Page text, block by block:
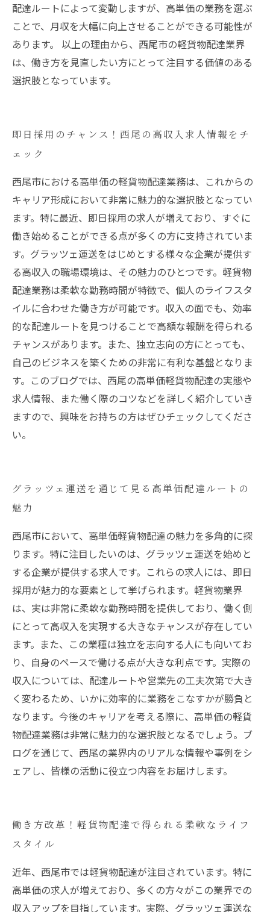
配達ルートによって変動しますが、高単価の業務を選ぶ
ことで、月収を大幅に向上させることができる可能性が
あります。 以上の理由から、西尾市の軽貨物配達業界
は、働き方を見直したい方にとって注目する価値のある
選択肢となっています。
即日採用のチャンス！西尾の高収入求人情報をチ
ェック
西尾市における高単価の軽貨物配達業務は、これからの
キャリア形成において非常に魅力的な選択肢となってい
ます。特に最近、即日採用の求人が増えており、すぐに
働き始めることができる点が多くの方に支持されていま
す。グラッツェ運送をはじめとする様々な企業が提供す
る高収入の職場環境は、その魅力のひとつです。軽貨物
配達業務は柔軟な勤務時間が特徴で、個人のライフスタ
イルに合わせた働き方が可能です。収入の面でも、効率
的な配達ルートを見つけることで高額な報酬を得られる
チャンスがあります。また、独立志向の方にとっても、
自己のビジネスを築くための非常に有利な基盤となりま
す。このブログでは、西尾の高単価軽貨物配達の実態や
求人情報、また働く際のコツなどを詳しく紹介していき
ますので、興味をお持ちの方はぜひチェックしてくださ
い。
グラッツェ運送を通じて見る高単価配達ルートの
魅力
西尾市において、高単価軽貨物配達の魅力を多角的に探
ります。特に注目したいのは、グラッツェ運送を始めと
する企業が提供する求人です。これらの求人には、即日
採用が魅力的な要素として挙げられます。軽貨物業界
は、実は非常に柔軟な勤務時間を提供しており、働く側
にとって高収入を実現する大きなチャンスが存在してい
ます。また、この業種は独立を志向する人にも向いてお
り、自身のペースで働ける点が大きな利点です。実際の
収入については、配達ルートや営業先の工夫次第で大き
く変わるため、いかに効率的に業務をこなすかが勝負と
なります。今後のキャリアを考える際に、高単価の軽貨
物配達業務は非常に魅力的な選択肢となるでしょう。ブ
ログを通じて、西尾の業界内のリアルな情報や事例をシ
ェアし、皆様の活動に役立つ内容をお届けします。
働き方改革！軽貨物配達で得られる柔軟なライフ
スタイル
近年、西尾市では軽貨物配達が注目されています。特に
高単価の求人が増えており、多くの方々がこの業界での
収入アップを目指しています。実際、グラッツェ運送な